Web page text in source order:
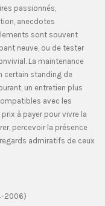
passionnés,
anecdotes
sont souvent
neuve, ou de tester
La maintenance
certain standing de
un entretien plus
avec les
à payer pour vivre la
percevoir la présence
admiratifs de ceux
2006)